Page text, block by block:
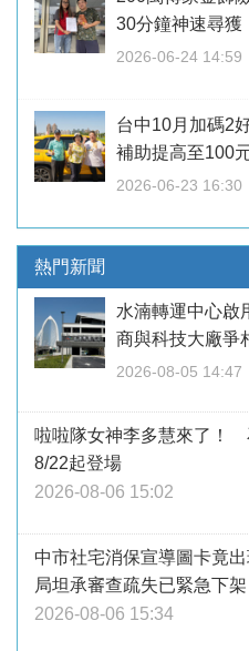
30分鐘神速尋獲
2026-06-24 14:59
台中10月加碼2
補助提高至100
2026-06-23 16:30
熱門新聞
水湳轉運中心
商與科技大廠爭
2026-08-05 14:47
啦啦隊女神李多慧來了！
8/22起登場
2026-08-06 15:02
中市社宅消保宣導圖卡竟
局坦承審查疏失已緊急下架
2026-08-06 15:34